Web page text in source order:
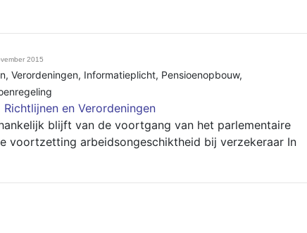
2015
, Verordeningen, Informatieplicht, Pensioenopbouw,
Richtlijnen en Verordeningen
blijft van de voortgang van het parlementaire
voortzetting arbeidsongeschiktheid bij verzekeraar In